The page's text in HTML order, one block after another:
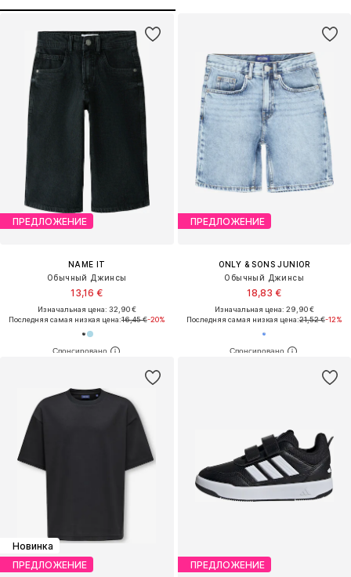
ПРЕДЛОЖЕНИЕ
NAME IT
Обычный Джинсы
13,16 €
Изначальная цена: 32,90 €
Последняя самая низкая цена:16,45 €-20%
ПРЕДЛОЖЕНИЕ
ONLY & SONS JUNIOR
Обычный Джинсы
18,83 €
Изначальная цена: 29,90 €
Последняя самая низкая цена:21,52 €-12%
Новинка
ПРЕДЛОЖЕНИЕ
ПРЕДЛОЖЕНИЕ